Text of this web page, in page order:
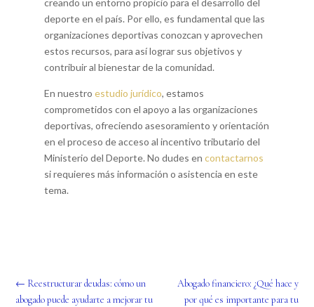
creando un entorno propicio para el desarrollo del
deporte en el país. Por ello, es fundamental que las
organizaciones deportivas conozcan y aprovechen
estos recursos, para así lograr sus objetivos y
contribuir al bienestar de la comunidad.
En nuestro estudio jurídico, estamos
comprometidos con el apoyo a las organizaciones
deportivas, ofreciendo asesoramiento y orientación
en el proceso de acceso al incentivo tributario del
Ministerio del Deporte. No dudes en contactarnos
si requieres más información o asistencia en este
tema.
← Reestructurar deudas: cómo un
abogado puede ayudarte a mejorar tu
Abogado financiero: ¿Qué hace y
por qué es importante para tu